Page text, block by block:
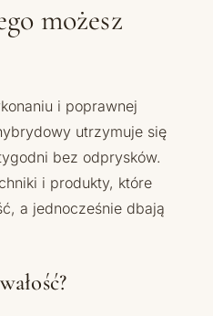
możesz
i poprawnej
utrzymuje się
bez odprysków.
i produkty, które
a jednocześnie dbają